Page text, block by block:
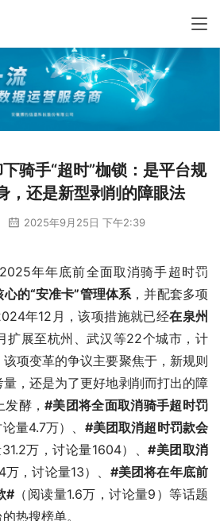
骑手“超时”枷锁：是平台规
，还是新型剥削的障眼法
2025年9月25日 下午2:39
年年底前全面取消骑手超时罚
的“安准卡”管理体系，并配套多项
年12月，该项措施就已经在泉州
扩展至杭州、武汉等22个城市，计
项变革的争议主要聚焦于，新规则
，还是为了更好地剥削而打出的障
发酵，#美团将全面取消骑手超时罚
量4.7万）、 #美团取消超时罚款会
31.2万，讨论量1604）、#美团取消
，讨论量13）、 #美团将在年底前
# （阅读量1.6万，讨论量9）等话题
热搜榜单。